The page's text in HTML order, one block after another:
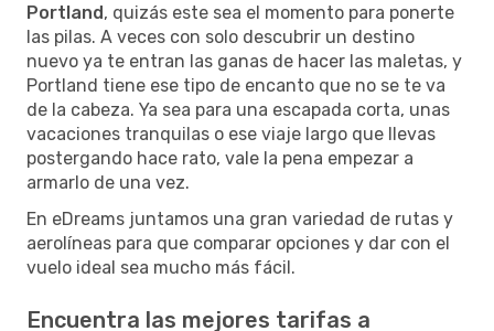
Portland, quizás este sea el momento para ponerte
las pilas. A veces con solo descubrir un destino
nuevo ya te entran las ganas de hacer las maletas, y
Portland tiene ese tipo de encanto que no se te va
de la cabeza. Ya sea para una escapada corta, unas
vacaciones tranquilas o ese viaje largo que llevas
postergando hace rato, vale la pena empezar a
armarlo de una vez.
En eDreams juntamos una gran variedad de rutas y
aerolíneas para que comparar opciones y dar con el
vuelo ideal sea mucho más fácil.
Encuentra las mejores tarifas a